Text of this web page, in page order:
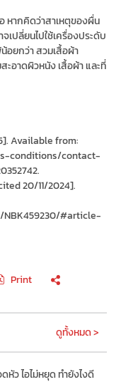
หากคิดว่าสาเหตุของผื่น
ปลี่ยนไปใช้เครื่องประดับ
อยกว่า สวมเสื้อผ้า
ะอาดผิวหนัง เสื้อผ้า และที่
Available from:
conditions/contact-
20/11/2024].
#article-
Print
ดูทั้งหมด >
หัว ไอไม่หยุด ทำยังไงดี